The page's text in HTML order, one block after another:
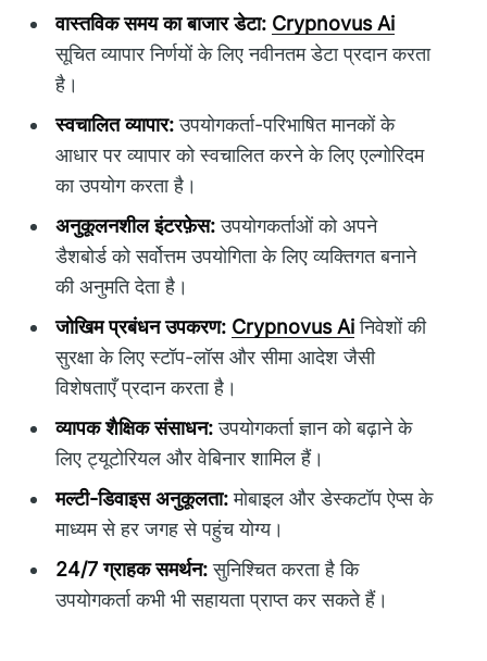
वास्तविक समय का बाजार डेटा: Crypnovus Ai
सूचित व्यापार निर्णयों के लिए नवीनतम डेटा प्रदान करता
है।
स्वचालित व्यापार:उपयोगकर्ता-परिभाषित मानकों के
आधार पर व्यापार को स्वचालित करने के लिए एल्गोरिदम
का उपयोग करता है।
अनुकूलनशील इंटरफ़ेस:उपयोगकर्ताओं को अपने
डैशबोर्ड को सर्वोत्तम उपयोगिता के लिए व्यक्तिगत बनाने
की अनुमति देता है।
जोखिम प्रबंधन उपकरण: Crypnovus Aiनिवेशों की
सुरक्षा के लिए स्टॉप-लॉस और सीमा आदेश जैसी
विशेषताएँ प्रदान करता है।
व्यापक शैक्षिक संसाधन:उपयोगकर्ता ज्ञान को बढ़ाने के
लिए ट्यूटोरियल और वेबिनार शामिल हैं।
मल्टी-डिवाइस अनुकूलता:मोबाइल और डेस्कटॉप ऐप्स के
माध्यम से हर जगह से पहुंच योग्य।
24/7 ग्राहक समर्थन:सुनिश्चित करता है कि
उपयोगकर्ता कभी भी सहायता प्राप्त कर सकते हैं।